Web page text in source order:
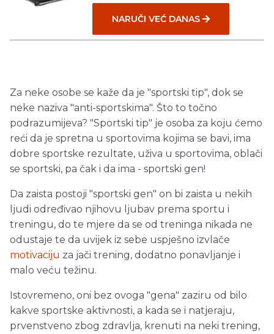
NARUČI VEĆ DANAS
Za neke osobe se kaže da je "sportski tip", dok se
neke naziva "anti-sportskima". Što to točno
podrazumijeva? "Sportski tip" je osoba za koju ćemo
reći da je spretna u sportovima kojima se bavi, ima
dobre sportske rezultate, uživa u sportovima, oblači
se sportski, pa čak i da ima - sportski gen!
Da zaista postoji "sportski gen" on bi zaista u nekih
ljudi određivao njihovu ljubav prema sportu i
treningu, do te mjere da se od treninga nikada ne
odustaje te da uvijek iz sebe uspješno izvlače
motivaciju za jači trening, dodatno ponavljanje i
malo veću težinu.
Istovremeno, oni bez ovoga "gena" zaziru od bilo
kakve sportske aktivnosti, a kada se i natjeraju,
prvenstveno zbog zdravlja, krenuti na neki trening,